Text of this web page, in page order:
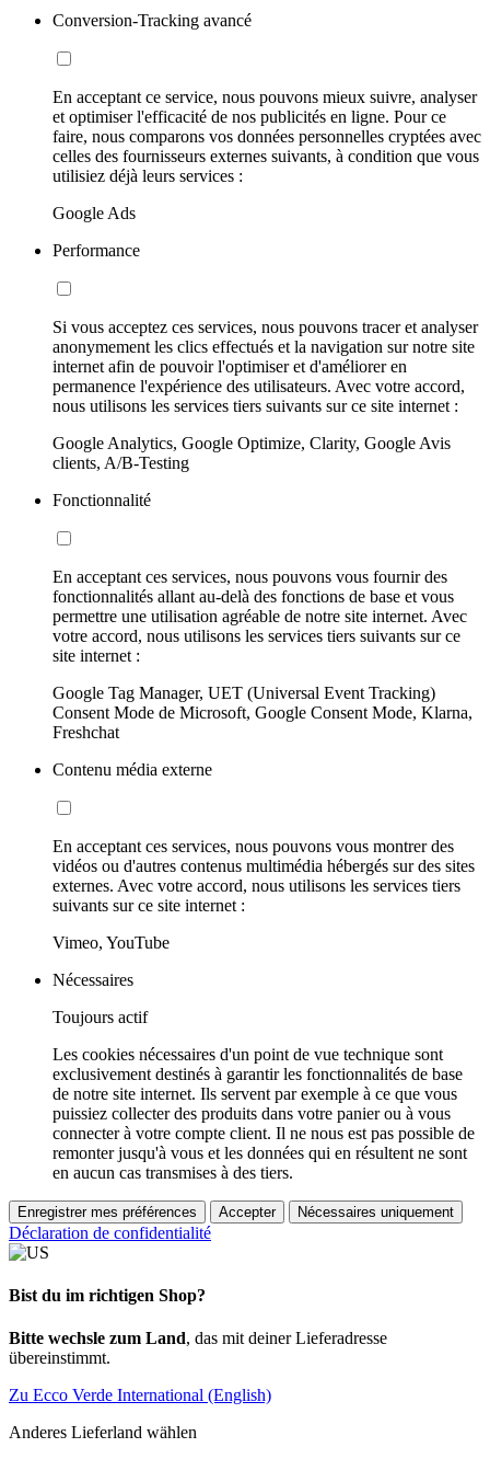
Conversion-Tracking avancé
En acceptant ce service, nous pouvons mieux suivre, analyser
et optimiser l'efficacité de nos publicités en ligne. Pour ce
faire, nous comparons vos données personnelles cryptées avec
celles des fournisseurs externes suivants, à condition que vous
utilisiez déjà leurs services :
Google Ads
Performance
Si vous acceptez ces services, nous pouvons tracer et analyser
anonymement les clics effectués et la navigation sur notre site
internet afin de pouvoir l'optimiser et d'améliorer en
permanence l'expérience des utilisateurs. Avec votre accord,
nous utilisons les services tiers suivants sur ce site internet :
Google Analytics, Google Optimize, Clarity, Google Avis
clients, A/B-Testing
Fonctionnalité
En acceptant ces services, nous pouvons vous fournir des
fonctionnalités allant au-delà des fonctions de base et vous
permettre une utilisation agréable de notre site internet. Avec
votre accord, nous utilisons les services tiers suivants sur ce
site internet :
Google Tag Manager, UET (Universal Event Tracking)
Consent Mode de Microsoft, Google Consent Mode, Klarna,
Freshchat
Contenu média externe
En acceptant ces services, nous pouvons vous montrer des
vidéos ou d'autres contenus multimédia hébergés sur des sites
externes. Avec votre accord, nous utilisons les services tiers
suivants sur ce site internet :
Vimeo, YouTube
Nécessaires
Toujours actif
Les cookies nécessaires d'un point de vue technique sont
exclusivement destinés à garantir les fonctionnalités de base
de notre site internet. Ils servent par exemple à ce que vous
puissiez collecter des produits dans votre panier ou à vous
connecter à votre compte client. Il ne nous est pas possible de
remonter jusqu'à vous et les données qui en résultent ne sont
en aucun cas transmises à des tiers.
Enregistrer mes préférences Accepter Nécessaires uniquement
Déclaration de confidentialité
Bist du im richtigen Shop?
Bitte wechsle zum Land, das mit deiner Lieferadresse
übereinstimmt.
Zu Ecco Verde International (English)
Anderes Lieferland wählen